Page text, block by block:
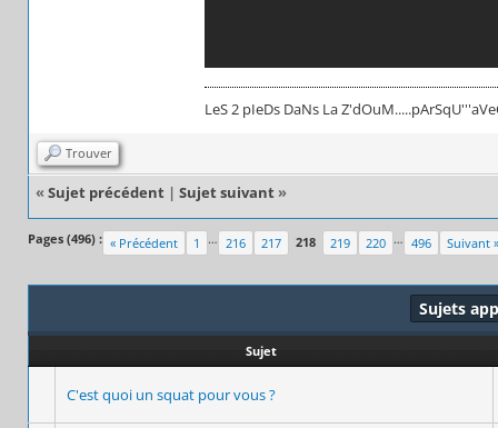
LeS 2 pIeDs DaNs La
Trouver
« Sujet précédent | Sujet suivant »
Pages (496) : « Précédent 1 … 216 217 218 219 220 … 496 Suivant »
Sujets
Sujet
C'est quoi un squat pour vous ?